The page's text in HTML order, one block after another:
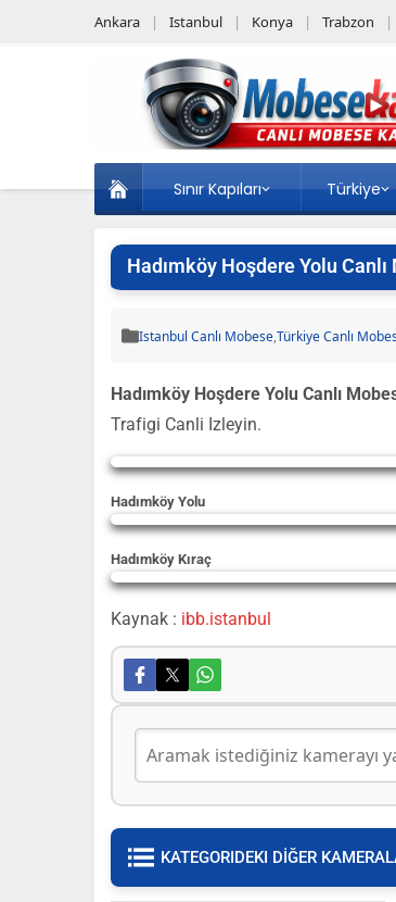
Ankara Istanbul Konya Trabzon
Sınır Kapıları Türkiye
Hadımköy Hoşdere Yolu
Istanbul Canlı Mobese,Türkiye Canlı
Hadımköy Hoşdere Yolu Canlı
Trafigi Canli Izleyin.
Yayın Yükleniyor...
Hadımköy Yolu
Yayın Yükleniyor...
Hadımköy Kıraç
Yayın Yükleniyor...
Kaynak : ibb.istanbul
KATEGORIDEKI DİĞER